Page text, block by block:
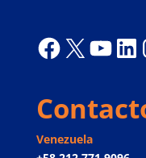
X
Venezuela